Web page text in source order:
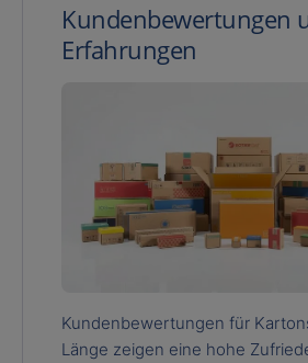
Kundenbewertungen
Erfahrungen
Kundenbewertungen für
Länge zeigen eine hohe